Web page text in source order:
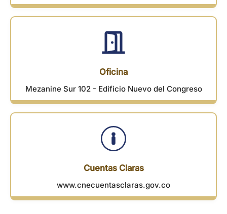
Oficina
Mezanine Sur 102 - Edificio Nuevo del Congreso
Cuentas Claras
www.cnecuentasclaras.gov.co